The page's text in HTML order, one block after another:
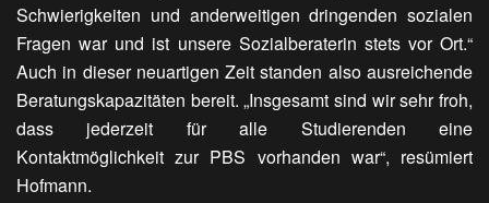
Schwierigkeiten und anderweitigen dringenden sozialen
Fragen war und ist unsere Sozialberaterin stets vor Ort.“
Auch in dieser neuartigen Zeit standen also ausreichende
Beratungskapazitäten bereit. „Insgesamt sind wir sehr froh,
dass jederzeit für alle Studierenden eine
Kontaktmöglichkeit zur PBS vorhanden war“, resümiert
Hofmann.